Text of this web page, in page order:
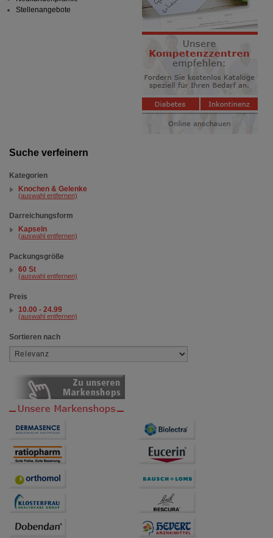
Suche verfeinern
Kategorien
Knochen & Gelenke
(auswahl entfernen)
Darreichungsform
Kapseln
(auswahl entfernen)
Packungsgröße
60 St
(auswahl entfernen)
Preis
10.00 - 24.99
(auswahl entfernen)
Sortieren nach
Stellenangebote